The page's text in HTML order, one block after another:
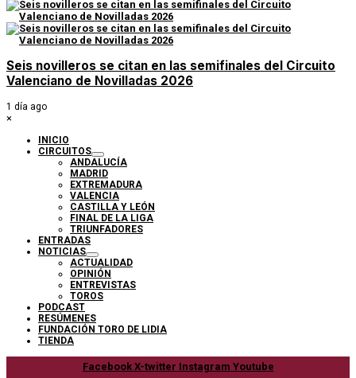
Seis novilleros se citan en las semifinales del Circuito
Valenciano de Novilladas 2026
1 día ago
×
INICIO
CIRCUITOS
ANDALUCÍA
MADRID
EXTREMADURA
VALENCIA
CASTILLA Y LEÓN
FINAL DE LA LIGA
TRIUNFADORES
ENTRADAS
NOTICIAS
ACTUALIDAD
OPINIÓN
ENTREVISTAS
TOROS
PODCAST
RESÚMENES
FUNDACIÓN TORO DE LIDIA
TIENDA
Facebook X-twitter Instagram Youtube